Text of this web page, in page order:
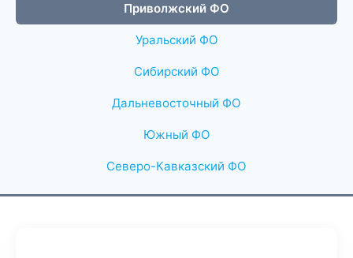
Приволжский ФО
Уральский ФО
Сибирский ФО
Дальневосточный ФО
Южный ФО
Северо-Кавказский ФО